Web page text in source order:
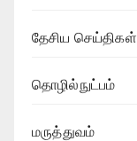
தேசிய செய்திகள்
தொழில்நுட்பம்
மருத்துவம்